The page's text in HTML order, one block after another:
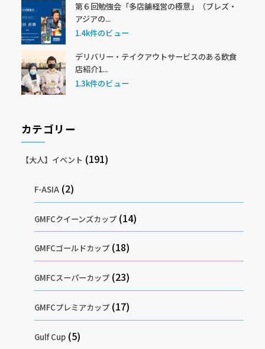
第６回勉強会「多店舗経営の極意」（ブレズ・
アジアの...
1.4k件のビュー
デリバリー・テイクアウトサービスのある飲食
店紹介1...
1.3k件のビュー
カテゴリー
【大人】イベント (191)
F-ASIA (2)
GMFCクイーンズカップ (14)
GMFCゴールドカップ (18)
GMFCスーパーカップ (23)
GMFCプレミアカップ (17)
Gulf Cup (5)